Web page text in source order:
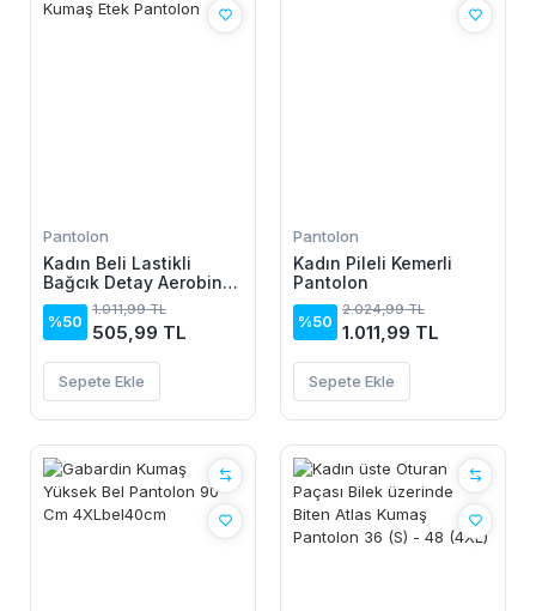
Pantolon
Kadın Beli Lastikli
Bağcık Detay Aerobin
Kumaş Etek Pantolon
%50
1.011,99 TL
505,99 TL
Sepete Ekle
Pantolon
Kadın Pileli Kemerli
Pantolon
%50
2.024,99 TL
1.011,99 TL
Sepete Ekle